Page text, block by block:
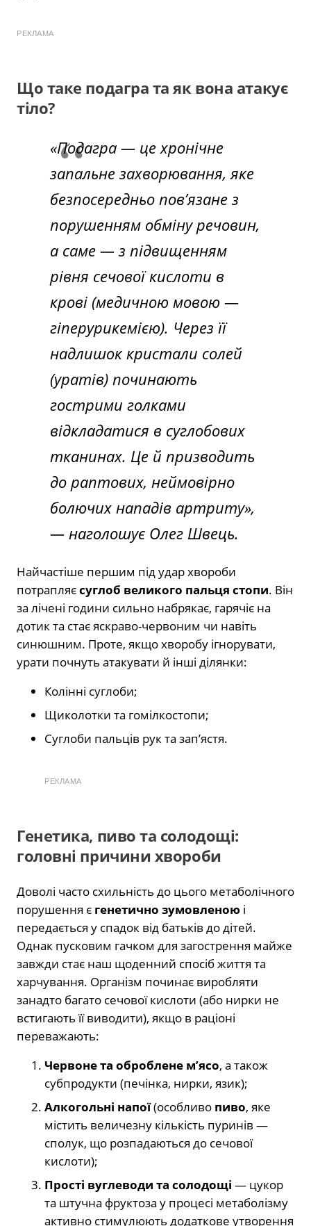
РЕКЛАМА
Що таке подагра та як вона атакує
тіло?
«Подагра — це хронічне
запальне захворювання, яке
безпосередньо пов’язане з
порушенням обміну речовин,
а саме — з підвищенням
рівня сечової кислоти в
крові (медичною мовою —
гіперурикемією). Через її
надлишок кристали солей
(уратів) починають
гострими голками
відкладатися в суглобових
тканинах. Це й призводить
до раптових, неймовірно
болючих нападів артриту»,
— наголошує Олег Швець.
Найчастіше першим під удар хвороби
потрапляєсуглоб великого пальця стопи. Він
за лічені години сильно набрякає, гарячіє на
дотик та стає яскраво-червоним чи навіть
синюшним. Проте, якщо хворобу ігнорувати,
урати почнуть атакувати й інші ділянки:
Колінні суглоби;
Щиколотки та гомілкостопи;
Суглоби пальців рук та зап’ястя.
РЕКЛАМА
Генетика, пиво та солодощі:
головні причини хвороби
Доволі часто схильність до цього метаболічного
порушення є генетично зумовленою і
передається у спадок від батьків до дітей.
Однак пусковим гачком для загострення майже
завжди стає наш щоденний спосіб життя та
харчування. Організм починає виробляти
занадто багато сечової кислоти (або нирки не
встигають її виводити), якщо в раціоні
переважають:
Червоне та оброблене м’ясо, а також
субпродукти (печінка, нирки, язик);
Алкогольні напої(особливо пиво, яке
містить величезну кількість пуринів —
сполук, що розпадаються до сечової
кислоти);
Прості вуглеводи та солодощі — цукор
та штучна фруктоза у процесі метаболізму
активно стимулюють додаткове утворення